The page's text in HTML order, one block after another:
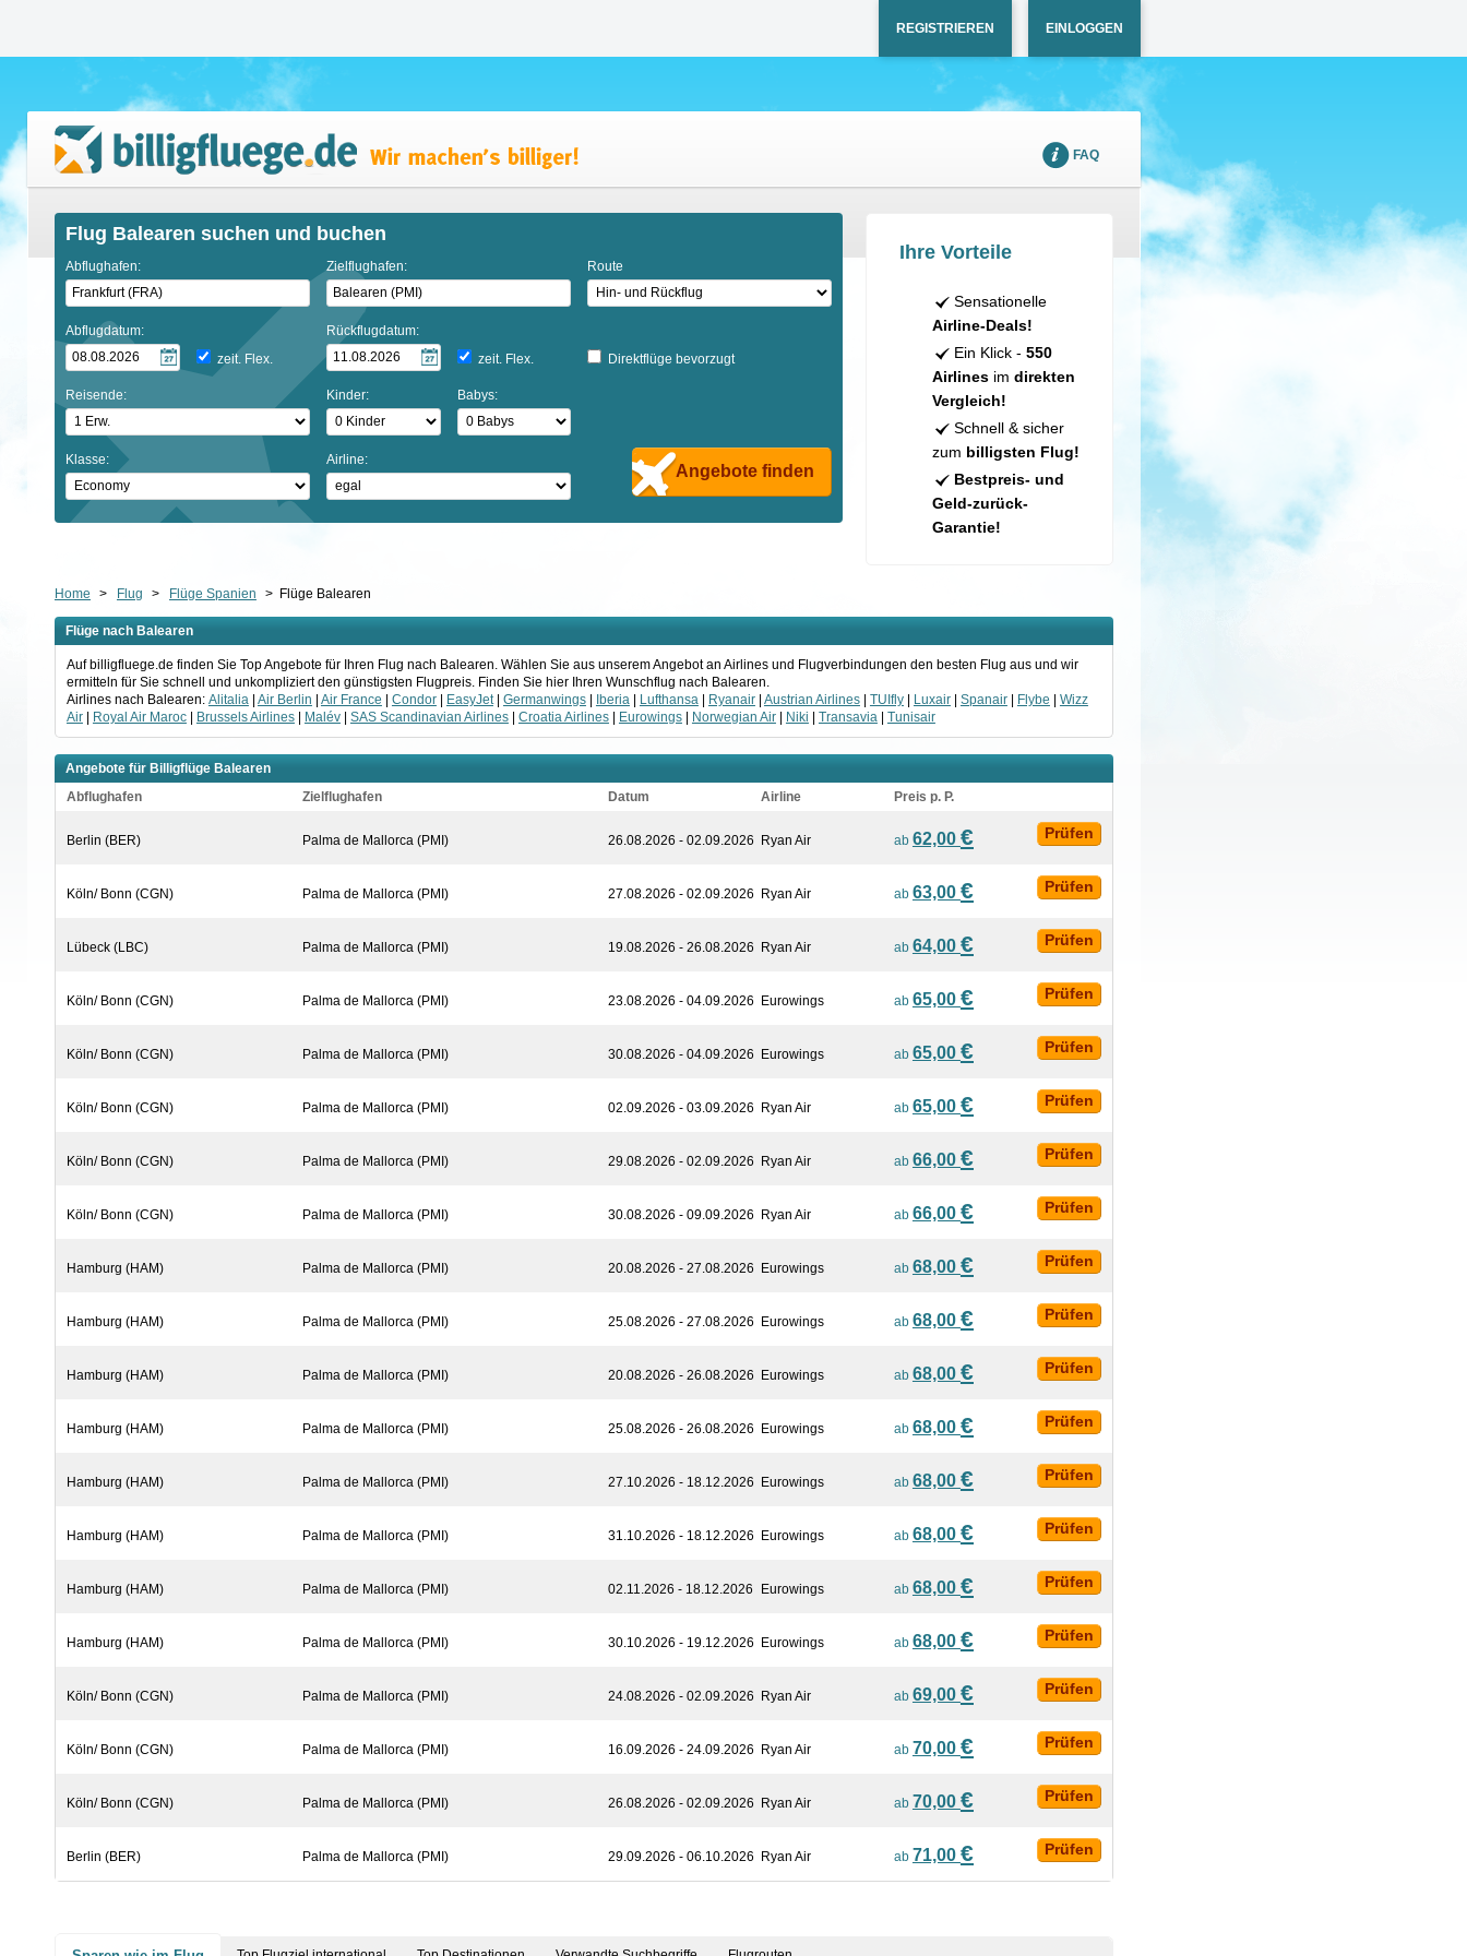
REGISTRIEREN EINLOGGEN
FAQ
Flug Balearen suchen und buchen
Abflughafen: Zielflughafen: Route
Abflugdatum:
zeit. Flex.
Rückflugdatum:
zeit. Flex.
Direktflüge bevorzugt
Reisende: Kinder: Babys:
Klasse: Airline:
Angebote finden
Ihre Vorteile
Sensationelle
Airline-Deals!
Ein Klick - 550
Airlinesim direkten
Vergleich!
Schnell & sicher
zum billigsten Flug!
Bestpreis- und
Geld-zurück-
Garantie!
Home > Flug > Flüge Spanien > Flüge Balearen
Flüge nach Balearen
Auf billigfluege.de finden Sie Top Angebote für Ihren Flug nach Balearen. Wählen Sie aus unserem Angebot an Airlines und Flugverbindungen den besten Flug aus und wir
ermitteln für Sie schnell und unkompliziert den günstigsten Flugpreis. Finden Sie hier Ihren Wunschflug nach Balearen.
Airlines nach Balearen: Alitalia| Air Berlin Air France Condor| EasyJet| Germanwings| Iberia| Lufthansa| Ryanair| Austrian Airlines| TUIfly| Luxair| Spanair| Flybe
Wizz
Air| Royal Air Maroc| Brussels Airlines| Malév| SAS Scandinavian Airlines| Croatia Airlines| Eurowings| Norwegian Air| Niki Transavia| Tunisair
Angebote für Billigflüge Balearen
Abflughafen
Zielflughafen Datum Airline Preis p. P.
Berlin (BER) Palma de Mallorca (PMI) 26.08.2026 - 02.09.2026 Ryan Air ab 62,00 € Prüfen
Köln/ Bonn (CGN) Palma de Mallorca (PMI) 27.08.2026 - 02.09.2026 Ryan Air ab 63,00 € Prüfen
Lübeck (LBC) Palma de Mallorca (PMI) 19.08.2026 - 26.08.2026 Ryan Air ab 64,00 € Prüfen
Köln/ Bonn (CGN) Palma de Mallorca (PMI) 23.08.2026 - 04.09.2026 Eurowings ab 65,00 € Prüfen
Köln/ Bonn (CGN) Palma de Mallorca (PMI) 30.08.2026 - 04.09.2026 Eurowings ab 65,00 € Prüfen
Köln/ Bonn (CGN) Palma de Mallorca (PMI) 02.09.2026 - 03.09.2026 Ryan Air ab 65,00 € Prüfen
Köln/ Bonn (CGN) Palma de Mallorca (PMI) 29.08.2026 - 02.09.2026 Ryan Air ab 66,00 € Prüfen
Köln/ Bonn (CGN) Palma de Mallorca (PMI) 30.08.2026 - 09.09.2026 Ryan Air ab 66,00 € Prüfen
Hamburg (HAM) Palma de Mallorca (PMI) 20.08.2026 - 27.08.2026 Eurowings ab 68,00 € Prüfen
Hamburg (HAM) Palma de Mallorca (PMI) 25.08.2026 - 27.08.2026 Eurowings ab 68,00 € Prüfen
Hamburg (HAM) Palma de Mallorca (PMI) 20.08.2026 - 26.08.2026 Eurowings ab 68,00 € Prüfen
Hamburg (HAM) Palma de Mallorca (PMI) 25.08.2026 - 26.08.2026 Eurowings ab 68,00 € Prüfen
Hamburg (HAM) Palma de Mallorca (PMI) 27.10.2026 - 18.12.2026 Eurowings ab 68,00 € Prüfen
Hamburg (HAM) Palma de Mallorca (PMI) 31.10.2026 - 18.12.2026 Eurowings ab 68,00 € Prüfen
Hamburg (HAM) Palma de Mallorca (PMI) 02.11.2026 - 18.12.2026 Eurowings ab 68,00 € Prüfen
Hamburg (HAM) Palma de Mallorca (PMI) 30.10.2026 - 19.12.2026 Eurowings ab 68,00 € Prüfen
Köln/ Bonn (CGN) Palma de Mallorca (PMI) 24.08.2026 - 02.09.2026 Ryan Air ab 69,00 € Prüfen
Köln/ Bonn (CGN) Palma de Mallorca (PMI) 16.09.2026 - 24.09.2026 Ryan Air ab 70,00 € Prüfen
Köln/ Bonn (CGN) Palma de Mallorca (PMI) 26.08.2026 - 02.09.2026 Ryan Air ab 70,00 € Prüfen
Berlin (BER) Palma de Mallorca (PMI) 29.09.2026 - 06.10.2026 Ryan Air ab 71,00 € Prüfen